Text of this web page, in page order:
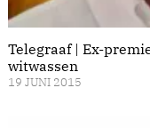
Telegraaf | Ex-
witwassen
19 JUNI 2015